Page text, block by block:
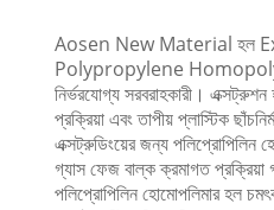
Aosen New Material হল
Polypropylene
নির্ভরযোগ্য সরবরাহকারী। এক্সট্রুশন
প্রক্রিয়া এবং তাপীয় প্লাস্টিক
এক্সট্রুডিংয়ের জন্য পলিপ্রোপিলিন
গ্যাস ফেজ বাল্ক ক্রমাগত
পলিপ্রোপিলিন হোমোপলিমার হল